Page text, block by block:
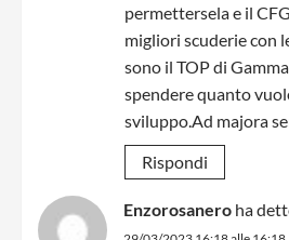
permettersela e il
migliori scuderie con
sono il TOP di
spendere quanto
sviluppo.Ad majora
Rispondi
Enzorosanero ha